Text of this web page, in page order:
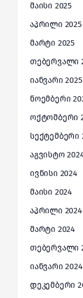
მაისი 2025
აპრილი 2025
მარტი 2025
თებერვალი
იანვარი 2025
ნოემბერი
ოქტომბერი
სექტემბერი
აგვისტო
ივნისი 2024
მაისი 2024
აპრილი 2024
მარტი 2024
თებერვალი
იანვარი 2024
დეკემბერი